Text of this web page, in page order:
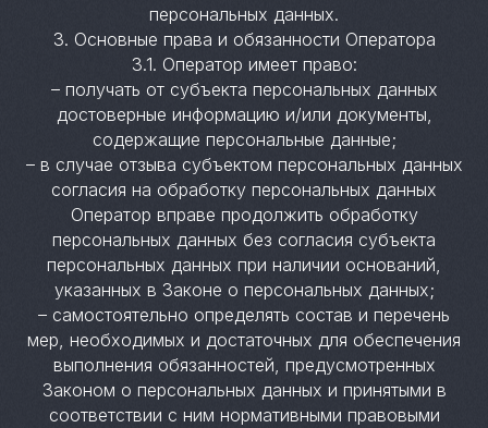
персональных данных.
3. Основные права и обязанности Оператора
3.1. Оператор имеет право:
– получать от субъекта персональных данных
достоверные информацию и/или документы,
содержащие персональные данные;
– в случае отзыва субъектом персональных данных
согласия на обработку персональных данных
Оператор вправе продолжить обработку
персональных данных без согласия субъекта
персональных данных при наличии оснований,
указанных в Законе о персональных данных;
– самостоятельно определять состав и перечень
мер, необходимых и достаточных для обеспечения
выполнения обязанностей, предусмотренных
Законом о персональных данных и принятыми в
соответствии с ним нормативными правовыми